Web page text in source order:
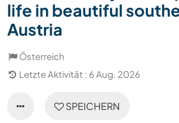
life in beautiful
Austria
Österreich
Letzte Aktivität : 6 Aug. 2026
SPEICHERN